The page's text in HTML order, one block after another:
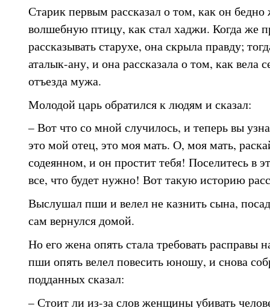
Старик первым рассказал о том, как он
волшебную птицу, как стал хаджи. Когда же
рассказывать старухе, она скрыла правду;
аталык-ану, и она рассказала о том, как вела
отъезда мужа.
Молодой царь обратился к людям и сказал:
– Вот что со мной случилось, и теперь вы
это мой отец, это моя мать. О, моя мать,
содеянном, и он простит тебя! Поселитесь в
все, что будет нужно! Вот такую историю
Выслушал пши и велел не казнить сына,
сам вернулся домой.
Но его жена опять стала требовать расправы
пши опять велел повесить юношу, и снова
подданных сказал:
– Стоит ли из-за слов женщины убивать